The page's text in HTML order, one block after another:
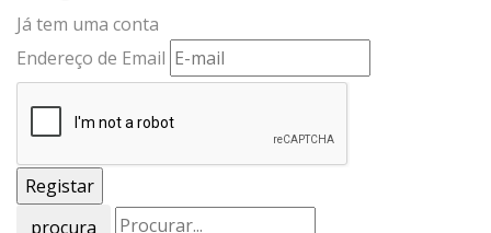
Já tem uma conta
Endereço de Email
procura